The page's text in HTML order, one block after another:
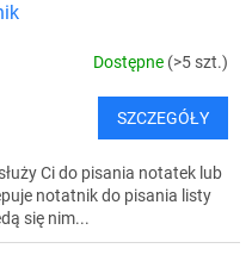
Dostępne (>5 szt.)
SZCZEGÓŁY
Ci do pisania notatek lub
notatnik do pisania listy
się nim...